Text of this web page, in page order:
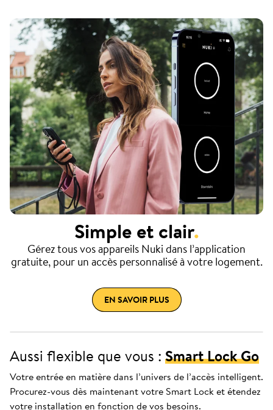
Simple et clair.
Gérez tous vos appareils Nuki dans l’application
gratuite, pour un accès personnalisé à votre logement.
EN SAVOIR PLUS
Aussi flexible que vous : Smart Lock Go
Votre entrée en matière dans l’univers de l’accès intelligent.
Procurez-vous dès maintenant votre Smart Lock et étendez
votre installation en fonction de vos besoins.